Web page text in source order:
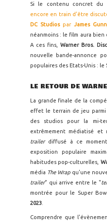
Si le contenu concret du
encore en train d'être
DC Studios par James Gunn
néanmoins : le film aura bien
A ces fins, Warner Bros.
nouvelle bande-annonce
populaires des Etats-Unis : le
LE RETOUR DE
La grande finale de la
effet le terrain de jeu parmi
des studios pour la mi-
extrêmement médiatisé
trailer diffusé à ce
exposition populaire
habitudes pop-culturelles,
média The Wrap qu'une
trailer" qui arrive entre le "
montrée pour le Super
2023
Comprendre que